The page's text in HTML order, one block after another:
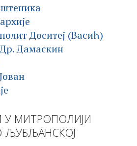
Доситеј (Васић)
Дамаскин
У МИТРОПОЛИЈИ
ЉУБЉАНСКОЈ